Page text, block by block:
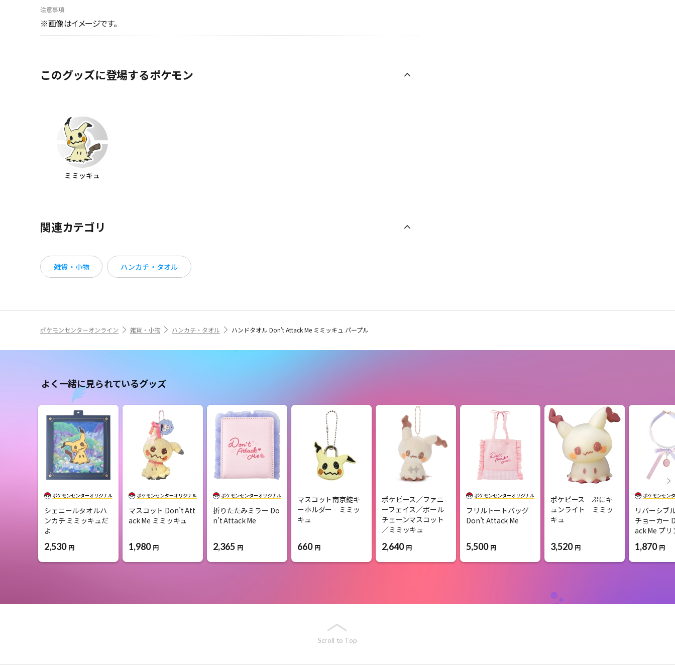
注意事項
※画像はイメージです。
このグッズに登場するポケモン
ミミッキュ
関連カテゴリ
雑貨・小物 ハンカチ・タオル
ポケモンセンターオンライン 雑貨・小物 ハンカチ・タオル ハンドタオル Don’t Attack Me ミミッキュ パープル
よく一緒に見られているグッズ
シェニールタオルハ
ンカチ ミミッキュだ
よ
2,530 円
マスコット Don’t Att
ack Me ミミッキュ
1,980 円
折りたたみミラー Do
n’t Attack Me
2,365 円
マスコット南京錠キ
ーホルダー ミミッ
キュ
660 円
ポケピース／ファニ
ーフェイス／ボール
チェーンマスコット
／ミミッキュ
2,640 円
フリルトートバッグ
Don’t Attack Me
5,500 円
ポケピース ぷにキ
ュンライト ミミッ
キュ
3,520 円
リバーシブ
チョーカー
ack Me プリ
1,870 円
Scroll to Top